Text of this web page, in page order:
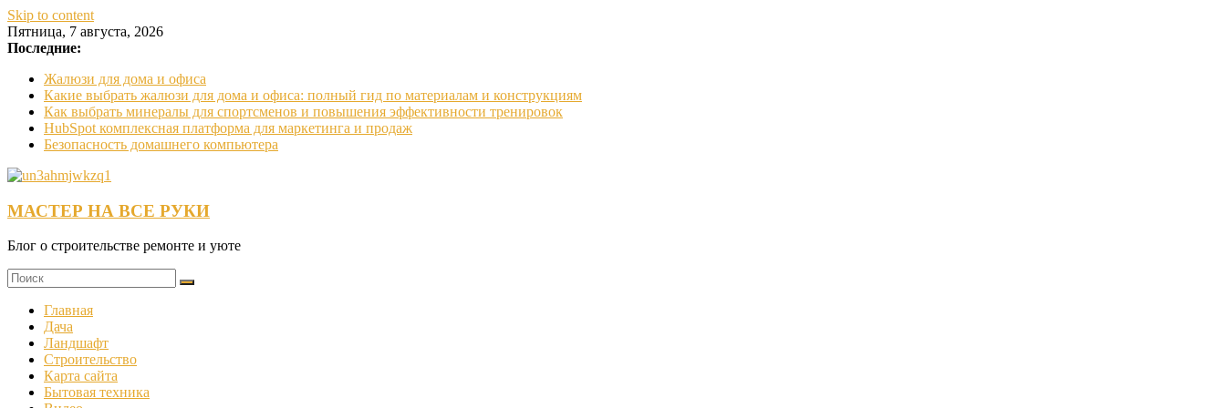
Skip to content
Пятница, 7 августа, 2026
Последние:
Жалюзи для дома и офиса
Какие выбрать жалюзи для дома и офиса: полный гид по материалам и конструкциям
Как выбрать минералы для спортсменов и повышения эффективности тренировок
HubSpot комплексная платформа для маркетинга и продаж
Безопасность домашнего компьютера
МАСТЕР НА ВСЕ РУКИ
Блог о строительстве ремонте и уюте
Главная
Дача
Ландшафт
Строительство
Карта сайта
Бытовая техника